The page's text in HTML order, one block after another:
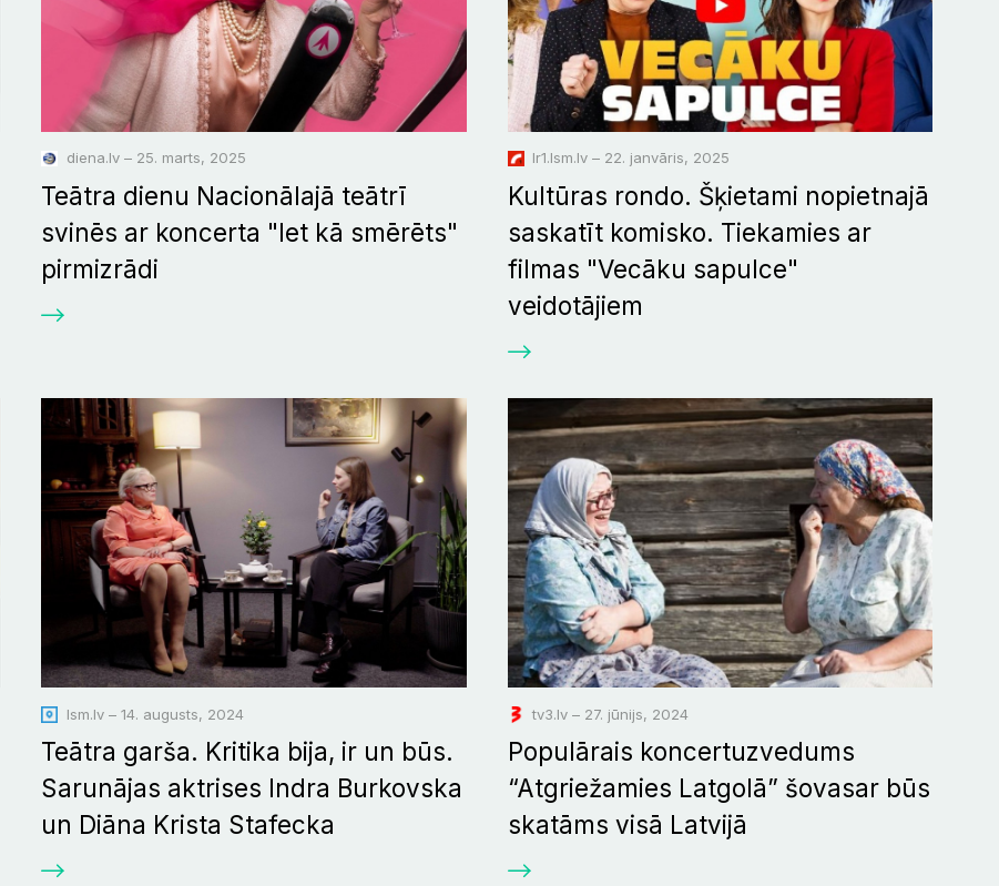
diena.lv – 25. marts, 2025
Teātra dienu Nacionālajā teātrī
svinēs ar koncerta "Iet kā smērēts"
pirmizrādi
lr1.lsm.lv – 22. janvāris, 2025
Kultūras rondo. Šķietami nopietnajā
saskatīt komisko. Tiekamies ar
filmas "Vecāku sapulce"
veidotājiem
lsm.lv – 14. augusts, 2024
Teātra garša. Kritika bija, ir un būs.
Sarunājas aktrises Indra Burkovska
un Diāna Krista Stafecka
tv3.lv – 27. jūnijs, 2024
Populārais koncertuzvedums
“Atgriežamies Latgolā” šovasar būs
skatāms visā Latvijā